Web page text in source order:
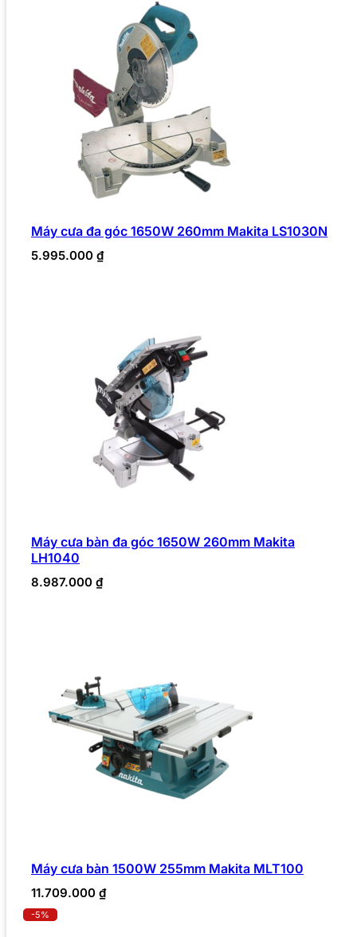
Máy cưa đa góc 1650W 260mm Makita LS1030N
5.995.000 ₫
Máy cưa bàn đa góc 1650W 260mm Makita
LH1040
8.987.000 ₫
Máy cưa bàn 1500W 255mm Makita MLT100
11.709.000 ₫
-5%